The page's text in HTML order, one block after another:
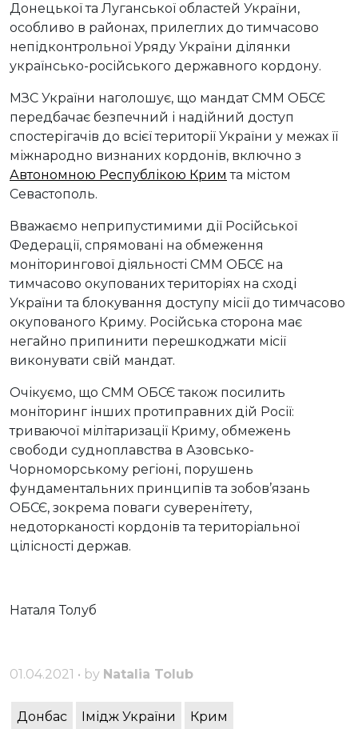
Донецької та Луганської областей України,
особливо в районах, прилеглих до тимчасово
непідконтрольної Уряду України ділянки
українсько-російського державного кордону.
МЗС України наголошує, що мандат СММ ОБСЄ
передбачає безпечний і надійний доступ
спостерігачів до всієї території України у межах її
міжнародно визнаних кордонів, включно з
Автономною Республікою Крим та містом
Севастополь.
Вважаємо неприпустимими дії Російської
Федерації, спрямовані на обмеження
моніторингової діяльності СММ ОБСЄ на
тимчасово окупованих територіях на сході
України та блокування доступу місії до тимчасово
окупованого Криму. Російська сторона має
негайно припинити перешкоджати місії
виконувати свій мандат.
Очікуємо, що СММ ОБСЄ також посилить
моніторинг інших протиправних дій Росії:
триваючої мілітаризації Криму, обмежень
свободи судноплавства в Азовсько-
Чорноморському регіоні, порушень
фундаментальних принципів та зобов’язань
ОБСЄ, зокрема поваги суверенітету,
недоторканості кордонів та територіальної
цілісності держав.
Наталя Толуб
01.04.2021 • by Natalia Tolub
Донбас Імідж України Крим